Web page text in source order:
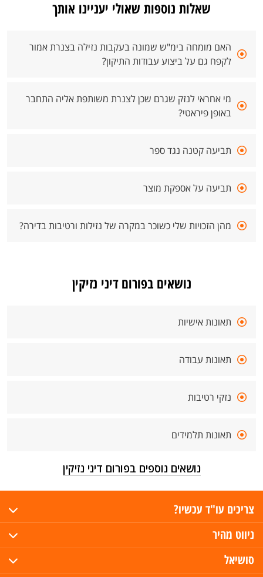
שאלות נוספות שאולי יעניינו אותך
האם מומחה בימ"ש שמונה בעקבות נזילה בצנרת אמור
לקפח גם על ביצוע עבודות התיקון?
מי אחראי לנזק שגרם שכן לצנרת משותפת אליה התחבר
באופן פיראטי?
תביעה קטנה נגד ספר
תביעה על אספקת מוצר
מהן הזכויות שלי כשוכר במקרה של נזילות ורטיבות בדירה?
נושאים בפורום דיני נזיקין
תאונות אישיות
תאונות עבודה
נזקי רטיבות
תאונות תלמידים
נושאים נוספים בפורום דיני נזיקין
צריכים עו"ד עכשיו?
ניווט מהיר
סושיאל